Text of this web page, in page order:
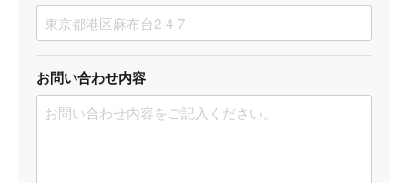
お問い合わせ内容